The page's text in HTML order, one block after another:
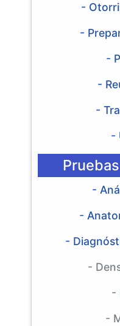
-
-
-
-
-
-
-
-
-
-
-
-